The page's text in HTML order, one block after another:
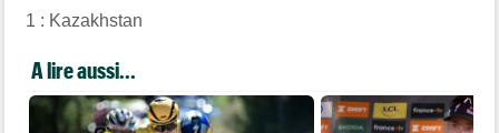
1 : Kazakhstan
A lire aussi...